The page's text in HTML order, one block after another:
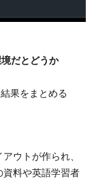
だとどうか
果をまとめる
ウトが作られ、
料や英語学習者